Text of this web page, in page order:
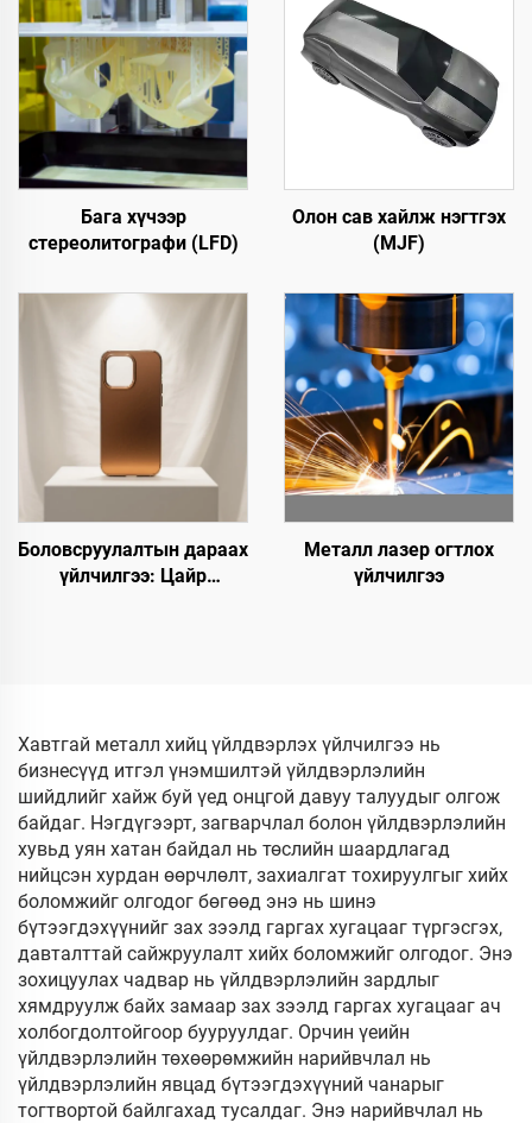
Бага хүчээр
стереолитографи (LFD)
Олон сав хайлж нэгтгэх
(MJF)
Боловсруулалтын дараах
үйлчилгээ: Цайр
Металл лазер огтлох
үйлчилгээ
Хавтгай металл хийц үйлдвэрлэх үйлчилгээ нь
бизнесүүд итгэл үнэмшилтэй үйлдвэрлэлийн
шийдлийг хайж буй үед онцгой давуу талуудыг олгож
байдаг. Нэгдүгээрт, загварчлал болон үйлдвэрлэлийн
хувьд уян хатан байдал нь төслийн шаардлагад
нийцсэн хурдан өөрчлөлт, захиалгат тохируулгыг хийх
боломжийг олгодог бөгөөд энэ нь шинэ
бүтээгдэхүүнийг зах зээлд гаргах хугацааг түргэсгэх,
давталттай сайжруулалт хийх боломжийг олгодог. Энэ
зохицуулах чадвар нь үйлдвэрлэлийн зардлыг
хямдруулж байх замаар зах зээлд гаргах хугацааг ач
холбогдолтойгоор бууруулдаг. Орчин үеийн
үйлдвэрлэлийн төхөөрөмжийн нарийвчлал нь
үйлдвэрлэлийн явцад бүтээгдэхүүний чанарыг
тогтвортой байлгахад тусалдаг. Энэ нарийвчлал нь